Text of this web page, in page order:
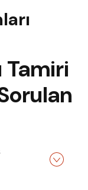
Tamiri